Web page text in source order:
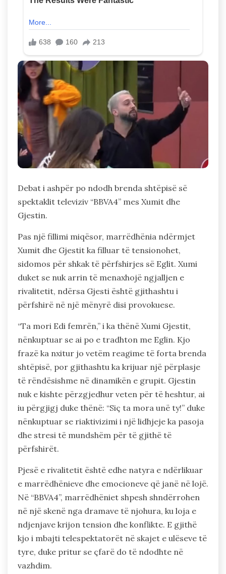
Debat i ashpër po ndodh brenda shtëpisë së
spektaklit televiziv “BBVA4” mes Xumit dhe
Gjestin.
Pas një fillimi miqësor, marrëdhënia ndërmjet
Xumit dhe Gjestit ka filluar të tensionohet,
sidomos për shkak të përfshirjes së Eglit. Xumi
duket se nuk arrin të menaxhojë ngjalljen e
rivalitetit, ndërsa Gjesti është gjithashtu i
përfshirë në një mënyrë disi provokuese.
“Ta mori Edi femrën,” i ka thënë Xumi Gjestit,
nënkuptuar se ai po e tradhton me Eglin. Kjo
frazë ka nxitur jo vetëm reagime të forta brenda
shtëpisë, por gjithashtu ka krijuar një përplasje
të rëndësishme në dinamikën e grupit. Gjestin
nuk e kishte përzgjedhur veten për të heshtur, ai
iu përgjigj duke thënë: “Siç ta mora unë ty!” duke
nënkuptuar se riaktivizimi i një lidhjeje ka pasoja
dhe stresi të mundshëm për të gjithë të
përfshirët.
Pjesë e rivalitetit është edhe natyra e ndërlikuar
e marrëdhënieve dhe emocioneve që janë në lojë.
Në “BBVA4”, marrëdhëniet shpesh shndërrohen
në një skenë nga dramave të njohura, ku loja e
ndjenjave krijon tension dhe konflikte. E gjithë
kjo i mbajti telespektatorët në skajet e ulëseve të
tyre, duke pritur se çfarë do të ndodhte në
vazhdim.